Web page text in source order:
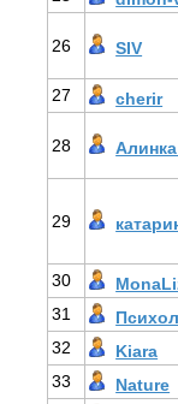
26 SIV
27 cherir
28
29
30
31
32
Kiara
33
Nature